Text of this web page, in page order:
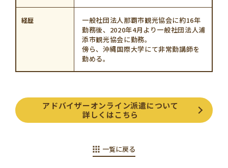
経歴
一般社団法人那覇市観光協会に約16年
勤務後、2020年4月より一般社団法人浦
添市観光協会に勤務。
傍ら、沖縄国際大学にて非常勤講師を
勤める。
アドバイザーオンライン派遣について
詳しくはこちら
一覧に戻る